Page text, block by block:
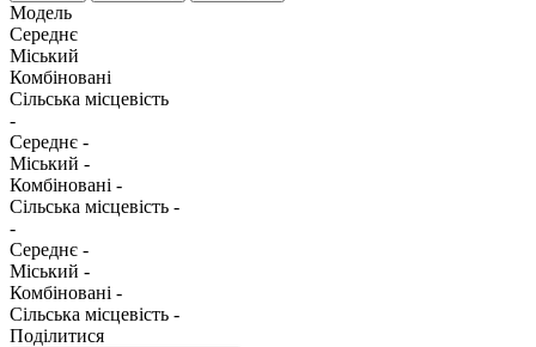
Модель
Середнє
Міський
Комбіновані
Сільська місцевість
-
Середнє -
Міський -
Комбіновані -
Сільська місцевість -
-
Середнє -
Міський -
Комбіновані -
Сільська місцевість -
Поділитися